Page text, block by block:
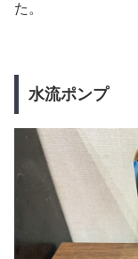
た。
水流ポンプ